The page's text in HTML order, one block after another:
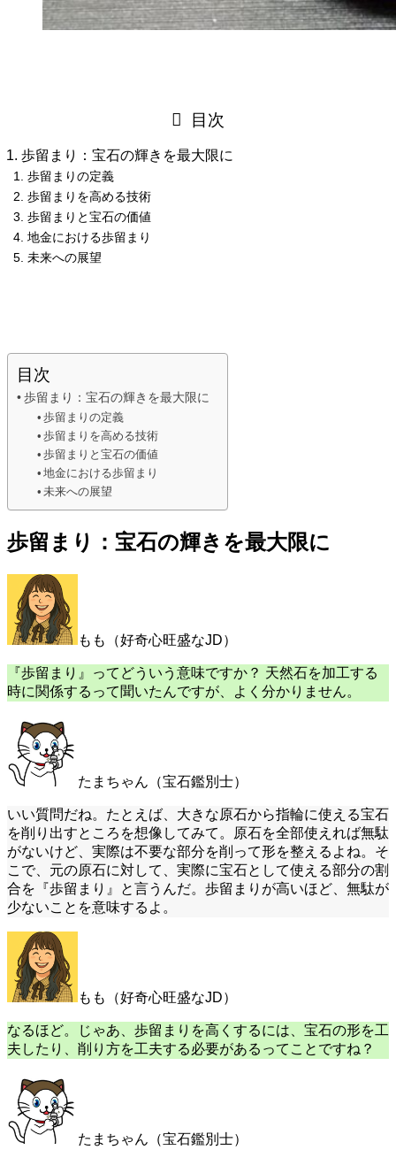
目次
歩留まり：宝石の輝きを最大限に
歩留まりの定義
歩留まりを高める技術
歩留まりと宝石の価値
地金における歩留まり
未来への展望
目次
歩留まり：宝石の輝きを最大限に
歩留まりの定義
歩留まりを高める技術
歩留まりと宝石の価値
地金における歩留まり
未来への展望
歩留まり：宝石の輝きを最大限に
もも（好奇心旺盛なJD）
『歩留まり』ってどういう意味ですか？ 天然石を加工する
時に関係するって聞いたんですが、よく分かりません。
たまちゃん（宝石鑑別士）
いい質問だね。たとえば、大きな原石から指輪に使える宝石
を削り出すところを想像してみて。原石を全部使えれば無駄
がないけど、実際は不要な部分を削って形を整えるよね。そ
こで、元の原石に対して、実際に宝石として使える部分の割
合を『歩留まり』と言うんだ。歩留まりが高いほど、無駄が
少ないことを意味するよ。
もも（好奇心旺盛なJD）
なるほど。じゃあ、歩留まりを高くするには、宝石の形を工
夫したり、削り方を工夫する必要があるってことですね？
たまちゃん（宝石鑑別士）